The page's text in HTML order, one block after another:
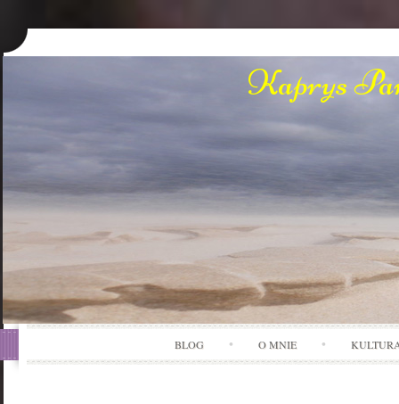
Kaprys
BLOG O MNIE